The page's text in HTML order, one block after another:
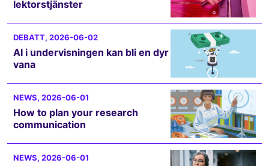
lektorstjänster
DEBATT, 2026-06-02
AI i undervisningen kan bli en dyr
vana
NEWS, 2026-06-01
How to plan your research
communication
NEWS, 2026-06-01